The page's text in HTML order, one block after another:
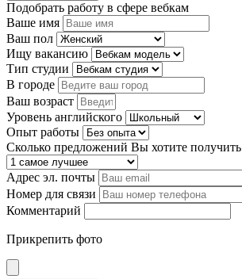
Подобрать работу в сфере вебкам
Ваше имя
Ваш пол
Ищу вакансию
Тип студии
В городе
Ваш возраст
Уровень английского
Опыт работы
Сколько предложений Вы хотите получить
Адрес эл. почты
Номер для связи
Комментарий
Прикрепить фото